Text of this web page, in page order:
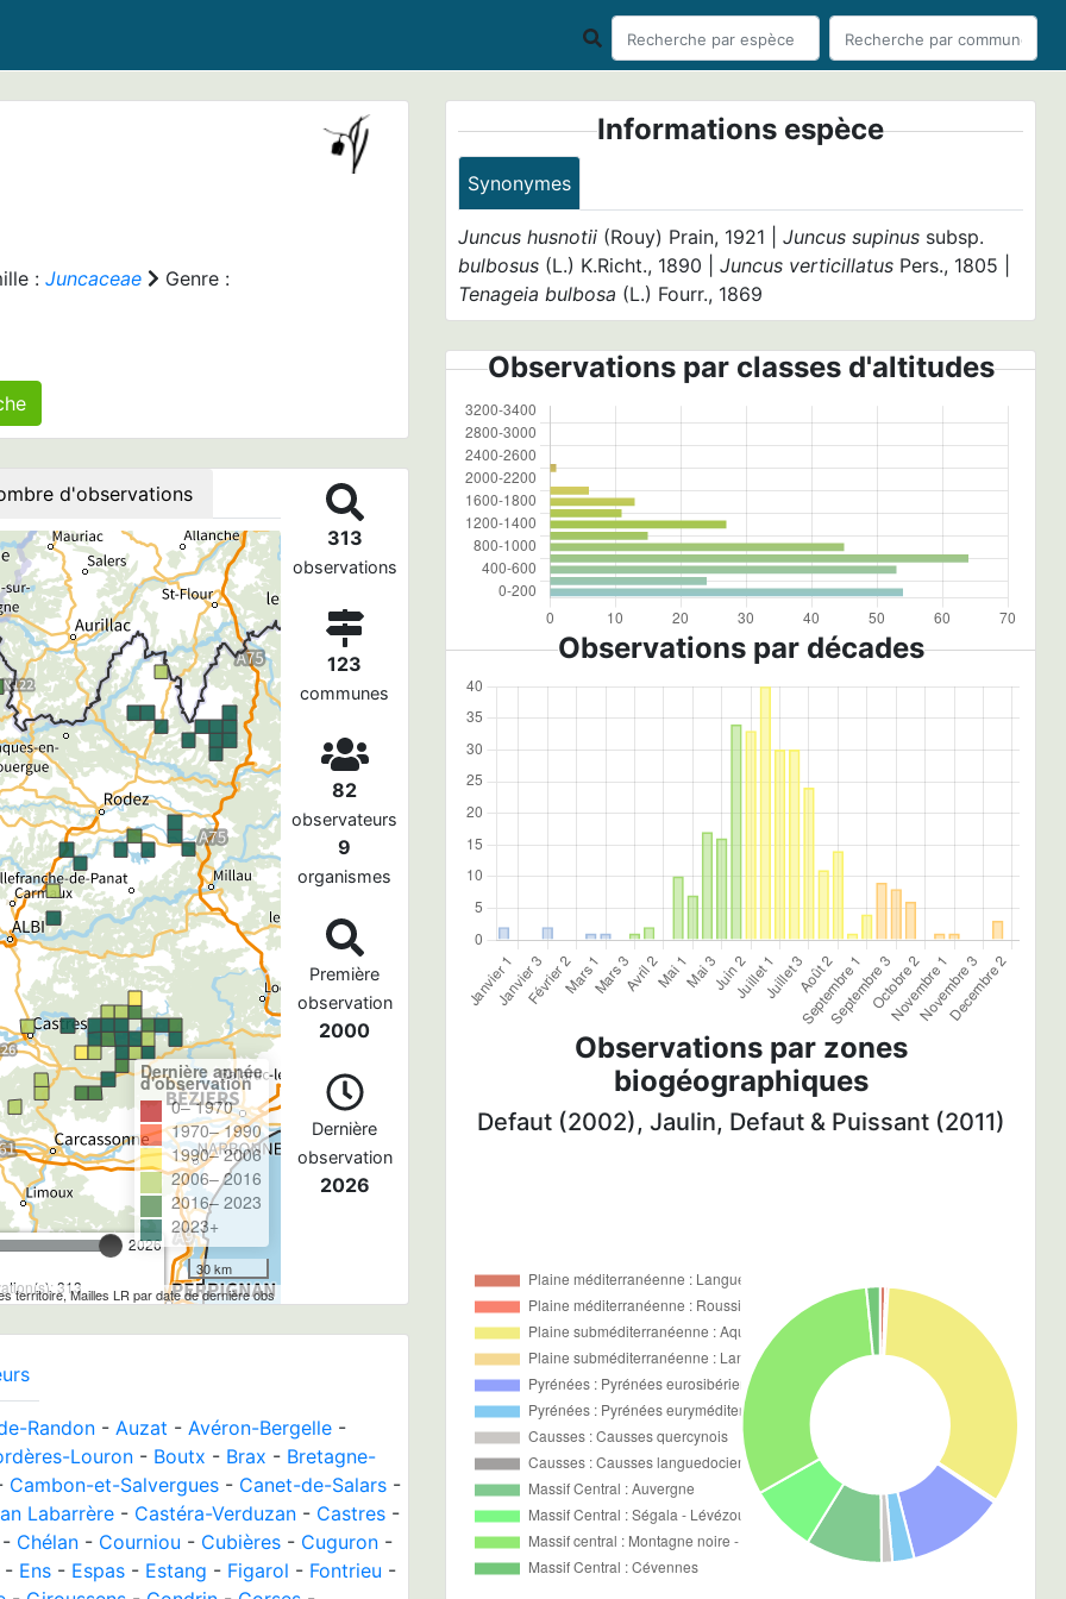
: Juncaceae Genre :
sur cette fiche
d'observations
2026
313
Dernière année
d'observation
0– 1970
1970– 1990
1990– 2006
2006– 2016
2016– 2023
2023+
30 km
territoire, Mailles LR par date de dernière obs
313
observations
123
communes
82
observateurs
9
organismes
Première
observation
2000
Dernière
observation
2026
Randon - Auzat - Avéron-Bergelle -
Louron - Boutx - Brax - Bretagne-
Cambon-et-Salvergues - Canet-de-Salars -
Labarrère - Castéra-Verduzan - Castres -
Chélan - Courniou - Cubières - Cuguron -
- Ens - Espas - Estang - Figarol - Fontrieu -
Informations espèce
Synonymes
Juncus husnotii (Rouy) Prain, 1921 |Juncus supinus subsp.
bulbosus (L.) K.Richt., 1890 |Juncus verticillatus Pers., 1805 |
Tenageia bulbosa (L.) Fourr., 1869
Observations par classes d'altitudes
Observations par décades
Observations par zones
biogéographiques
Defaut (2002), Jaulin, Defaut & Puissant (2011)